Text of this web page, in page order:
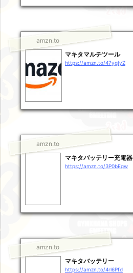
amzn.to
マキタマルチツール
https://amzn.to/47ygIyZ
amzn.to
マキタバッテリー充電器
https://amzn.to/3P0bEgw
amzn.to
マキタバッテリー
https://amzn.to/4rl6Pfd